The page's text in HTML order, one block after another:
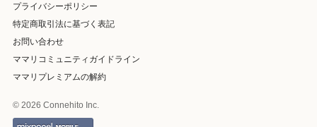
プライバシーポリシー
特定商取引法に基づく表記
お問い合わせ
ママリコミュニティガイドライン
ママリプレミアムの解約
© 2026 Connehito Inc.